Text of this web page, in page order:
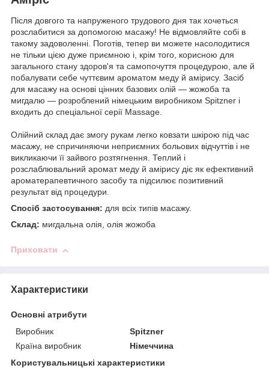
Після довгого та напруженого трудового дня так хочеться
розслабитися за допомогою масажу! Не відмовляйте собі в
такому задоволенні. Поготів, тепер ви можете насолодитися
не тільки цією дуже приємною і, крім того, корисною для
загального стану здоров'я та самопочуття процедурою, але й
побалувати себе чуттєвим ароматом меду й амірису. Засіб
для масажу на основі цінних базових олій — жожоба та
мигдалю — розроблений німецьким виробником Spitzner і
входить до спеціальної серії Massage.
Олійний склад дає змогу рукам легко ковзати шкірою під час
масажу, не спричиняючи неприємних больових відчуттів і не
викликаючи її зайвого розтягнення. Теплий і
розслаблювальний аромат меду й амірису діє як ефективний
ароматерапевтичного засобу та підсилює позитивний
результат від процедури.
Спосіб застосування: для всіх типів масажу.
Склад: мигдальна олія, олія жожоба
Приховати
Характеристики
Основні атрибути
Виробник
Spitzner
Країна виробник
Німеччина
Користувальницькі характеристики